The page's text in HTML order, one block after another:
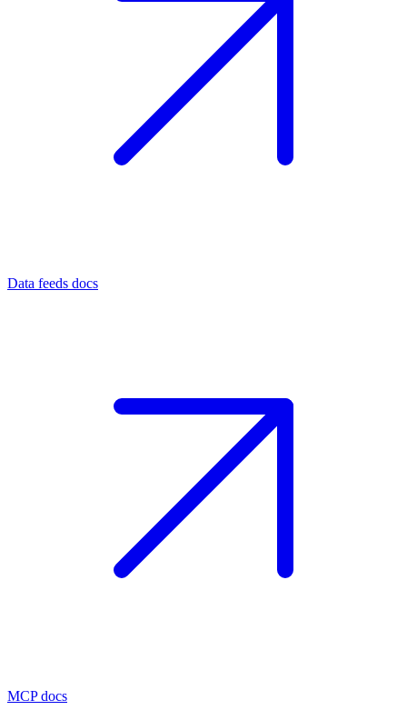
Data feeds docs
MCP docs